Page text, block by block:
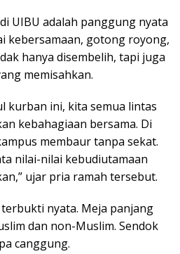
UIBU adalah panggung nyata
kebersamaan, gotong royong,
hanya disembelih, tapi juga
memisahkan.
kurban ini, kita semua lintas
kebahagiaan bersama. Di
membaur tanpa sekat.
nilai-nilai kebudiutamaan
ujar pria ramah tersebut.
nyata. Meja panjang
dan non-Muslim. Sendok
canggung.